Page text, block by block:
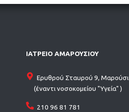
ΙΑΤΡΕΙΟ ΑΜΑΡΟΥΣΙΟΥ
Ερυθρού Σταυρού 9, Μαρούσι
(έναντι νοσοκομείου "Υγεία" )
210 96 81 781